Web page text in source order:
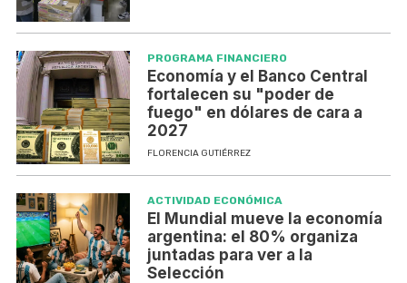
PROGRAMA FINANCIERO
Economía y el Banco Central
fortalecen su "poder de
fuego" en dólares de cara a
2027
FLORENCIA GUTIÉRREZ
ACTIVIDAD ECONÓMICA
El Mundial mueve la economía
argentina: el 80% organiza
juntadas para ver a la
Selección